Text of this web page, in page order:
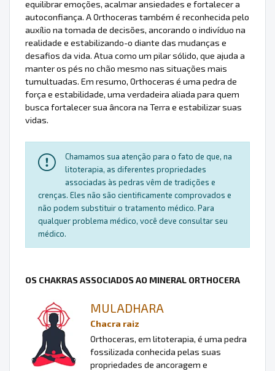
equilibrar emoções, acalmar ansiedades e fortalecer a
autoconfiança. A Orthoceras também é reconhecida pelo
auxílio na tomada de decisões, ancorando o indivíduo na
realidade e estabilizando-o diante das mudanças e
desafios da vida. Atua como um pilar sólido, que ajuda a
manter os pés no chão mesmo nas situações mais
tumultuadas. Em resumo, Orthoceras é uma pedra de
força e estabilidade, uma verdadeira aliada para quem
busca fortalecer sua âncora na Terra e estabilizar suas
vidas.
Chamamos sua atenção para o fato de que, na
litoterapia, as diferentes propriedades
associadas às pedras vêm de tradições e
crenças. Eles não são cientificamente comprovados e
não podem substituir o tratamento médico. Para
qualquer problema médico, você deve consultar seu
médico.
OS CHAKRAS ASSOCIADOS AO MINERAL ORTHOCERA
MULADHARA
Chacra raiz
Orthoceras, em litoterapia, é uma pedra
fossilizada conhecida pelas suas
propriedades de ancoragem e